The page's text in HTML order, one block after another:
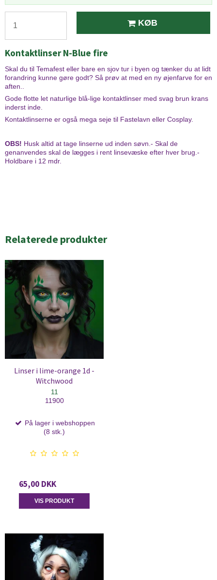
KØB
Kontaktlinser N-Blue fire
Skal du til Temafest eller bare en sjov tur i byen og tænker du at lidt
forandring kunne gøre godt? Så prøv at med en ny øjenfarve for en
aften..
Gode flotte let naturlige blå-lige kontaktlinser med svag brun krans
inderst inde.
Kontaktlinserne er også mega seje til Fastelavn eller Cosplay.
OBS! Husk altid at tage linserne ud inden søvn.- Skal de
genanvendes skal de lægges i rent linsevæske efter hver brug.-
Holdbare i 12 mdr.
Relaterede produkter
Linser i lime-orange 1d -
Witchwood
11
11900
På lager i webshoppen
(8 stk.)
65,00 DKK
VIS PRODUKT